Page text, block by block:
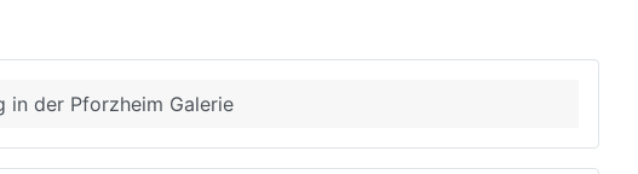
in der Pforzheim Galerie